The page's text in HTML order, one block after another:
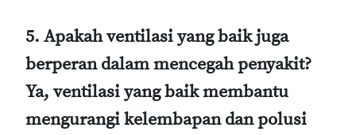
5. Apakah ventilasi yang baik juga
berperan dalam mencegah penyakit?
Ya, ventilasi yang baik membantu
mengurangi kelembapan dan polusi